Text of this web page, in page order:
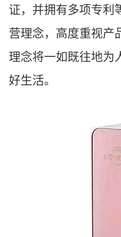
证，并拥有多项专利
营理念，高度重视产
理念将一如既往地为
好生活。